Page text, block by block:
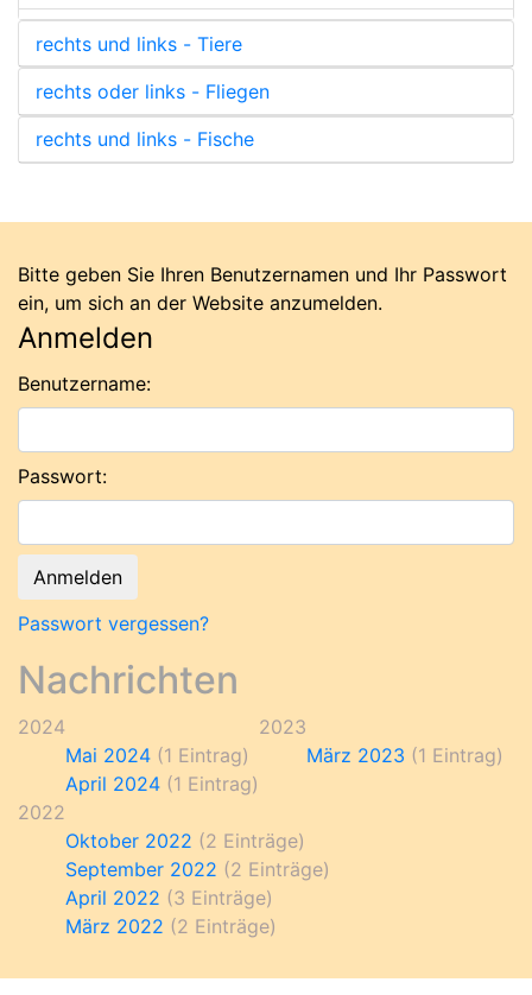
rechts und links - Tiere
rechts oder links - Fliegen
rechts und links - Fische
Bitte geben Sie Ihren Benutzernamen und Ihr Passwort
ein, um sich an der Website anzumelden.
Anmelden
Benutzername:
Passwort:
Passwort vergessen?
Nachrichten
2024
Mai 2024 (1 Eintrag)
April 2024 (1 Eintrag)
2023
März 2023 (1 Eintrag)
2022
Oktober 2022 (2 Einträge)
September 2022 (2 Einträge)
April 2022 (3 Einträge)
März 2022 (2 Einträge)